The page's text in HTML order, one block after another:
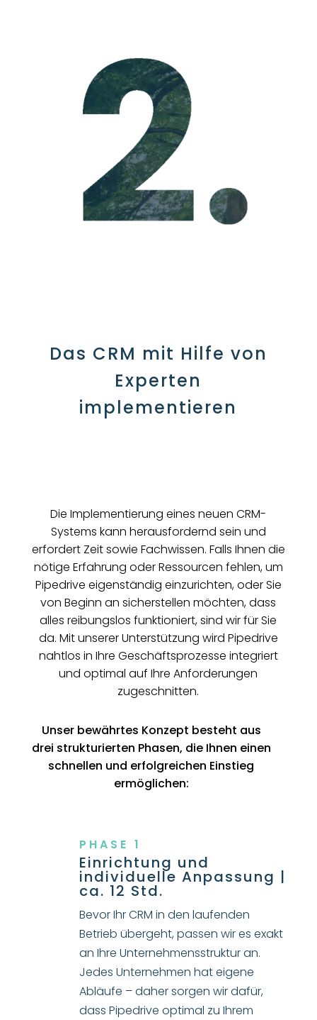
Das CRM mit Hilfe von
Experten
implementieren
Die Implementierung eines neuen CRM-
Systems kann herausfordernd sein und
erfordert Zeit sowie Fachwissen. Falls Ihnen die
nötige Erfahrung oder Ressourcen fehlen, um
Pipedrive eigenständig einzurichten, oder Sie
von Beginn an sicherstellen möchten, dass
alles reibungslos funktioniert, sind wir für Sie
da. Mit unserer Unterstützung wird Pipedrive
nahtlos in Ihre Geschäftsprozesse integriert
und optimal auf Ihre Anforderungen
zugeschnitten.
Unser bewährtes Konzept besteht aus
drei strukturierten Phasen, die Ihnen einen
schnellen und erfolgreichen Einstieg
ermöglichen:
PHASE 1
Einrichtung und
individuelle Anpassung |
ca. 12 Std.
Bevor Ihr CRM in den laufenden
Betrieb übergeht, passen wir es exakt
an Ihre Unternehmensstruktur an.
Jedes Unternehmen hat eigene
Abläufe – daher sorgen wir dafür,
dass Pipedrive optimal zu Ihrem